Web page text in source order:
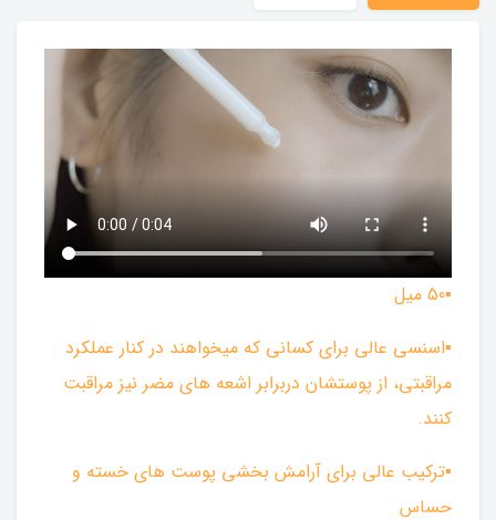
▪︎50 میل
▪︎اسنسی عالی برای کسانی که میخواهند در کنار عملکرد
مراقبتی، از پوستشان دربرابر اشعه های مضر نیز مراقبت
کنند.
▪︎ترکیب عالی برای آرامش بخشی پوست های خسته و
حساس